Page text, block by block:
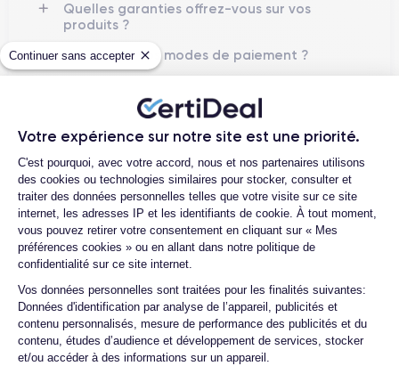
Continuer sans accepter
Votre expérience sur notre site est une priorité.
Plateforme de Gestion du
C'est pourquoi, avec votre accord, nous et nos partenaires utilisons
des cookies ou technologies similaires pour stocker, consulter et
traiter des données personnelles telles que votre visite sur ce site
internet, les adresses IP et les identifiants de cookie. À tout moment,
vous pouvez retirer votre consentement en cliquant sur « Mes
préférences cookies » ou en allant dans notre politique de
confidentialité sur ce site internet.
Vos données personnelles sont traitées pour les finalités suivantes:
Données d'identification par analyse de l’appareil, publicités et
contenu personnalisés, mesure de performance des publicités et du
contenu, études d’audience et développement de services, stocker
et/ou accéder à des informations sur un appareil.
Axeptio consent
Quelles garanties offrez-vous sur vos
produits ?
Quels sont vos modes de paiement ?
Pro en plusieurs fois ?
Que se passe-t-il après avoir passé la
commande ?
Quelle société utilisez-vous pour l’
expédition ?
Quels sont les délais de livraison ?
Que se passe-t-il si je change d'avis
après avoir acheté/reçu le produit ?
Comment demander un retour ?
Comment puis-je contacter le service
client ?